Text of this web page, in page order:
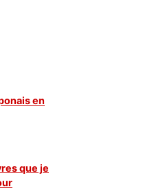
en
que je